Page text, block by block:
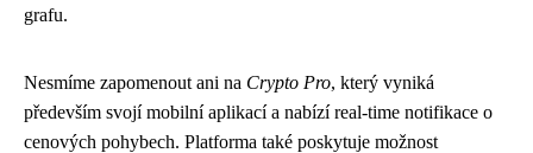
grafu.
Nesmíme zapomenout ani na Crypto Pro, který vyniká
především svojí mobilní aplikací a nabízí real-time notifikace o
cenových pohybech. Platforma také poskytuje možnost